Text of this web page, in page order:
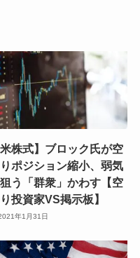
米株式】ブロック氏が空
ポジション縮小、弱気
う「群衆」かわす【空
投資家VS掲示板】
年1月31日